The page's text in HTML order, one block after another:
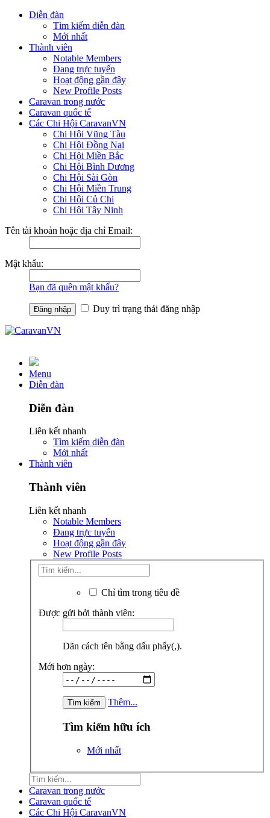
Diễn đàn
Tìm kiếm diễn đàn
Mới nhất
Thành viên
Notable Members
Đang trực tuyến
Hoạt động gần đây
New Profile Posts
Caravan trong nước
Caravan quốc tế
Các Chi Hội CaravanVN
Chi Hội Vũng Tàu
Chi Hội Đồng Nai
Chi Hội Miền Bắc
Chi Hội Bình Dương
Chi Hội Sài Gòn
Chi Hội Miền Trung
Chi Hội Củ Chi
Chi Hội Tây Ninh
Tên tài khoản hoặc địa chỉ Email:
Mật khẩu:
Bạn đã quên mật khẩu?
Duy trì trạng thái đăng nhập
Menu
Diễn đàn
Diễn đàn
Liên kết nhanh
Tìm kiếm diễn đàn
Mới nhất
Thành viên
Thành viên
Liên kết nhanh
Notable Members
Đang trực tuyến
Hoạt động gần đây
New Profile Posts
Chỉ tìm trong tiêu đề
Được gửi bởi thành viên:
Dãn cách tên bằng dấu phẩy(,).
Mới hơn ngày:
Thêm...
Tìm kiếm hữu ích
Mới nhất
Caravan trong nước
Caravan quốc tế
Các Chi Hội CaravanVN